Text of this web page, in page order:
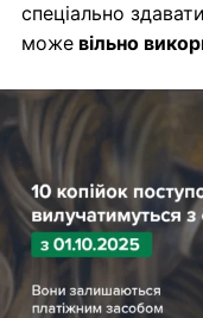
спеціально
може вільно